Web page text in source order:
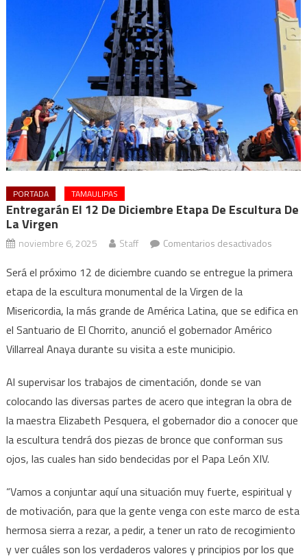
PORTADA TAMAULIPAS
Entregarán El 12 De Diciembre Etapa De Escultura De
La Virgen
noviembre 6, 2025 Staff Comentarios desactivadosen
el
de
de
Virgen
Será el próximo 12 de diciembre cuando se entregue la primera
etapa de la escultura monumental de la Virgen de la
Misericordia, la más grande de América Latina, que se edifica en
el Santuario de El Chorrito, anunció el gobernador Américo
Villarreal Anaya durante su visita a este municipio.
Al supervisar los trabajos de cimentación, donde se van
colocando las diversas partes de acero que integran la obra de
la maestra Elizabeth Pesquera, el gobernador dio a conocer que
la escultura tendrá dos piezas de bronce que conforman sus
ojos, las cuales han sido bendecidas por el Papa León XIV.
“Vamos a conjuntar aquí una situación muy fuerte, espiritual y
de motivación, para que la gente venga con este marco de esta
hermosa sierra a rezar, a pedir, a tener un rato de recogimiento
y ver cuáles son los verdaderos valores y principios por los que